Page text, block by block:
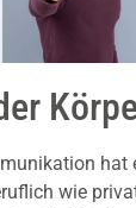
hat
wie